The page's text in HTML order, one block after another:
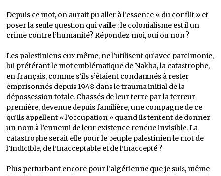
Depuis ce mot, on aurait pu aller à l’essence « du conflit » et
poser la seule question qui vaille : le colonialisme est il un
crime contre l’humanité? Répondez moi, oui ou non ?
Les palestiniens eux même, ne l’utilisent qu’avec parcimonie,
lui préférant le mot emblématique de Nakba, la catastrophe,
en français, comme s’ils s’étaient condamnés à rester
emprisonnés depuis 1948 dans le trauma initial de la
dépossession totale. Chassés de leur terre par la terreur
première, devenue depuis familière, une compagne de ce
qu’ils appellent « l’occupation » quand ils tentent de donner
un nom à l’ennemi de leur existence rendue invisible. La
catastrophe serait elle pour le peuple palestinien le mot de
l’indicible, de l’inacceptable et de l’inaccepté ?
Plus perturbant encore pour l’algérienne que je suis, même